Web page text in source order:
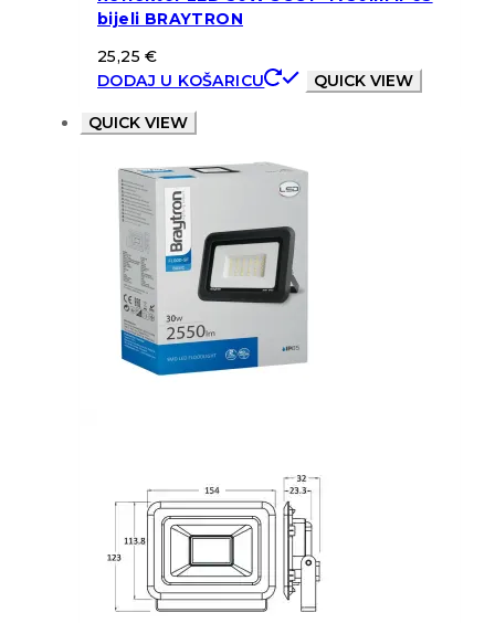
bijeli BRAYTRON
25,25€
DODAJ U KOŠARICU
QUICK VIEW
QUICK VIEW